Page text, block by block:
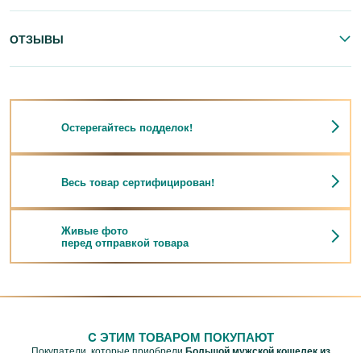
ОТЗЫВЫ
Остерегайтесь подделок!
Весь товар сертифицирован!
Живые фото
перед отправкой товара
C ЭТИМ ТОВАРОМ ПОКУПАЮТ
Покупатели, которые приобрели